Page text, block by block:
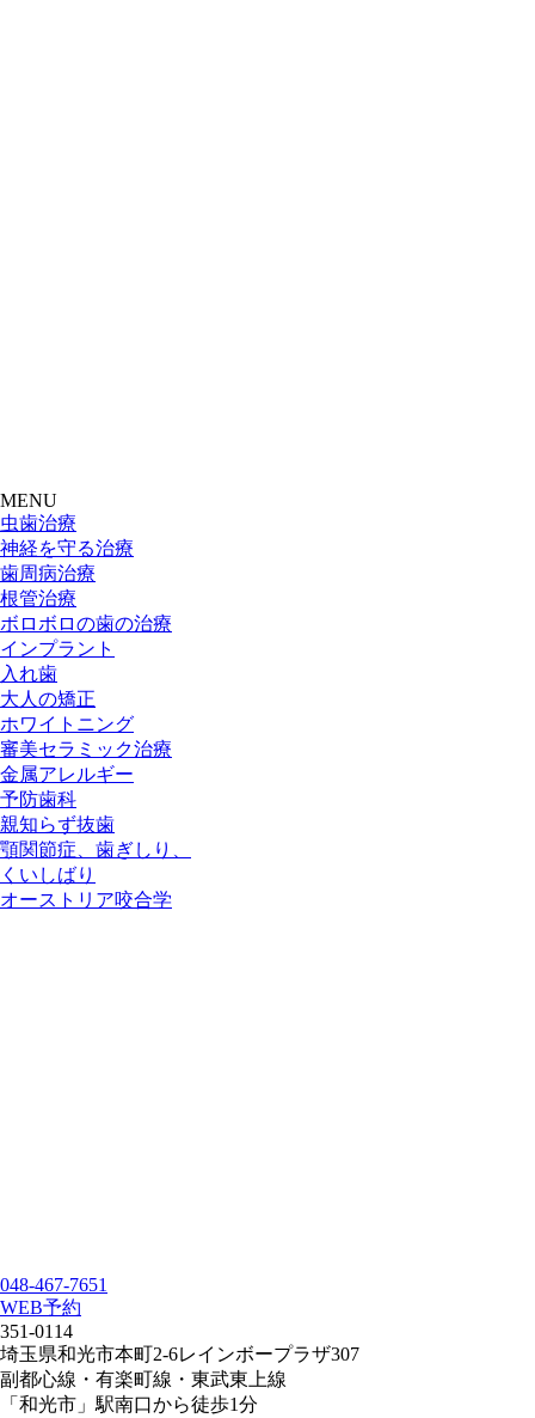
MENU
虫歯治療
神経を守る治療
歯周病治療
根管治療
ボロボロの歯の治療
インプラント
入れ歯
大人の矯正
ホワイトニング
審美セラミック治療
金属アレルギー
予防歯科
親知らず抜歯
顎関節症、歯ぎしり、
くいしばり
オーストリア咬合学
048-467-7651
WEB予約
351-0114
埼玉県和光市本町2-6レインボープラザ307
副都心線・有楽町線・東武東上線
「和光市」駅南口から徒歩1分